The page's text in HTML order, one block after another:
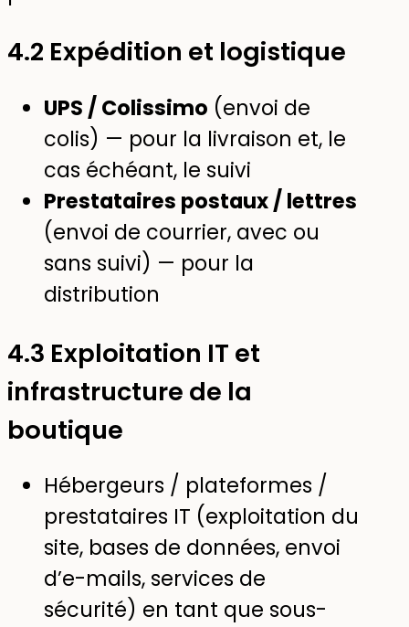
4.2 Expédition et logistique
UPS / Colissimo (envoi de
colis) — pour la livraison et, le
cas échéant, le suivi
Prestataires postaux / lettres
(envoi de courrier, avec ou
sans suivi) — pour la
distribution
4.3 Exploitation IT et
infrastructure de la
boutique
Hébergeurs / plateformes /
prestataires IT (exploitation du
site, bases de données, envoi
d’e-mails, services de
sécurité) en tant que sous-